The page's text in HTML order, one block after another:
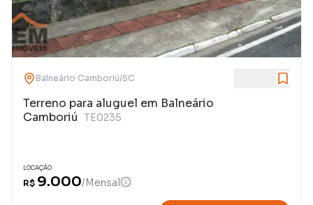
Balneário Camboriú/SC
Terreno para aluguel em Balneário
Camboriú TE0235
LOCAÇÃO
R$ 9.000/Mensal